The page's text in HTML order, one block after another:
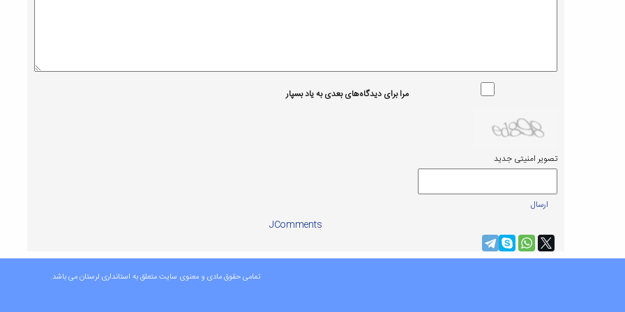
مرا برای دیدگاه‌های بعدی به یاد بسپار
تصویر امنیتی جدید
ارسال
JComments
تمامی حقوق مادی و معنوی سایت متعلق به استانداری لرستان می باشد.